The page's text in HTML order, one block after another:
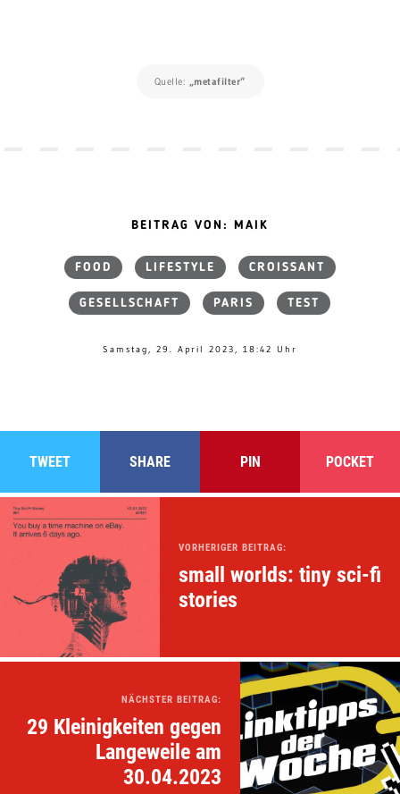
Quelle: „metafilter“
BEITRAG VON: MAIK
FOOD LIFESTYLE CROISSANT
GESELLSCHAFT PARIS TEST
Samstag, 29. April 2023, 18:42 Uhr
TWEET SHARE PIN POCKET
VORHERIGER BEITRAG:
small worlds: tiny sci-fi
stories
NÄCHSTER BEITRAG:
29 Kleinigkeiten gegen
Langeweile am
30.04.2023